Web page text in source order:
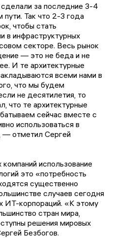
за последние 3-4
пути. Так что 2-3 года
чтобы стать
в инфраструктурных
секторе. Весь рынок
— это не беда и не
И те архитектурные
всеми нами в
что мы будем
не десятилетия, то
что те архитектурные
сейчас вместе с
использоваться в
— отметил Сергей
использование
это «потребность
существенно
случаев сегодня
ИТ-корпораций. «К этому
стран мира,
решения мировых
Безбогов.